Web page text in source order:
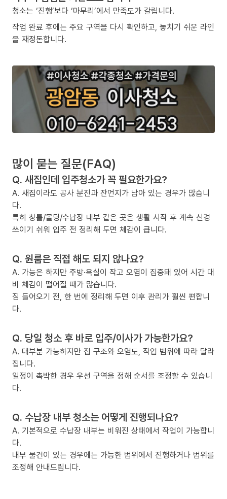
청소는 ‘진행’보다 ‘마무리’에서 만족도가 갈립니다.
작업 완료 후에는 주요 구역을 다시 확인하고, 놓치기 쉬운 라인
을 재정돈합니다.
많이 묻는 질문(FAQ)
Q. 새집인데 입주청소가 꼭 필요한가요?
A. 새집이라도 공사 분진과 잔먼지가 남아 있는 경우가 많습니
다.
특히 창틀/몰딩/수납장 내부 같은 곳은 생활 시작 후 계속 신경
쓰이기 쉬워 입주 전 정리해 두면 체감이 큽니다.
Q. 원룸은 직접 해도 되지 않나요?
A. 가능은 하지만 주방·욕실이 작고 오염이 집중돼 있어 시간 대
비 체감이 떨어질 때가 많습니다.
짐 들어오기 전, 한 번에 정리해 두면 이후 관리가 훨씬 편합니
다.
Q. 당일 청소 후 바로 입주/이사가 가능한가요?
A. 대부분 가능하지만 집 구조와 오염도, 작업 범위에 따라 달라
집니다.
일정이 촉박한 경우 우선 구역을 정해 순서를 조정할 수 있습니
다.
Q. 수납장 내부 청소는 어떻게 진행되나요?
A. 기본적으로 수납장 내부는 비워진 상태에서 작업이 가능합니
다.
내부 물건이 있는 경우에는 가능한 범위에서 진행하거나 범위를
조정해 안내드립니다.